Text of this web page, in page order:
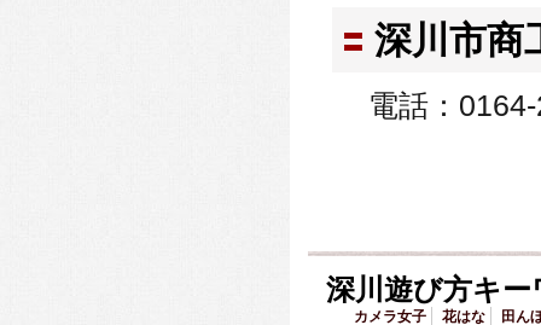
深川市商
電話：
深川遊び方キー
カメラ女子 花はな 田ん